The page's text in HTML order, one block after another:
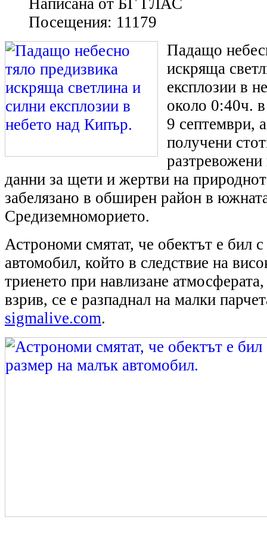
Посещения: 11179
Падащо
искряща
експлозии в
около 0:40ч.
9 септември,
получени
данни за щети и жертви на
забелязано в обширен район в
Средиземноморието.
Астрономи смятат, че обектът е бил
автомобил, който в следствие на
триенето при навлизане
взрив, се е разпаднал на малки
sigmalive.com.